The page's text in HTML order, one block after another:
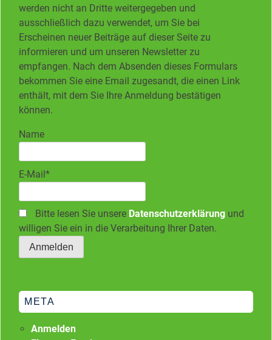
werden nicht an Dritte weitergegeben und
ausschließlich dazu verwendet, um Sie bei
Erscheinen neuer Beiträge auf dieser Seite zu
informieren und um unseren Newsletter zu
empfangen. Nach dem Absenden dieses Formulars
bekommen Sie eine Email zugesandt, die einen Link
enthält, mit dem Sie Ihre Anmeldung bestätigen
können.
Name
E-Mail*
Bitte lesen Sie unsere Datenschutzerklärung und
willigen Sie ein in die Verarbeitung Ihrer Daten.
META
Anmelden